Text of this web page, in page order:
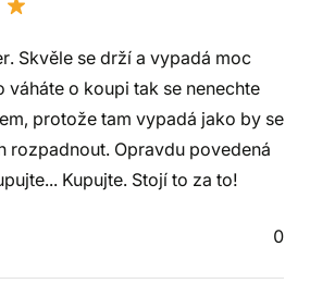
Skvěle se drží a vypadá moc
o koupi tak se nenechte
protože tam vypadá jako by se
rozpadnout. Opravdu povedená
Kupujte. Stojí to za to!
0